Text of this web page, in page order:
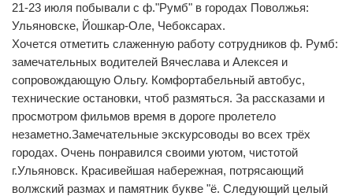
21-23 июля побывали с ф."Румб" в городах Поволжья:
Ульяновске, Йошкар-Оле, Чебоксарах.
Хочется отметить слаженную работу сотрудников ф. Румб:
замечательных водителей Вячеслава и Алексея и
сопровождающую Ольгу. Комфортабельный автобус,
технические остановки, чтоб размяться. За рассказами и
просмотром фильмов время в дороге пролетело
незаметно.Замечательные экскурсоводы во всех трёх
городах. Очень понравился своими уютом, чистотой
г.Ульяновск. Красивейшая набережная, потрясающий
волжский размах и памятник букве "ё. Следующий целый